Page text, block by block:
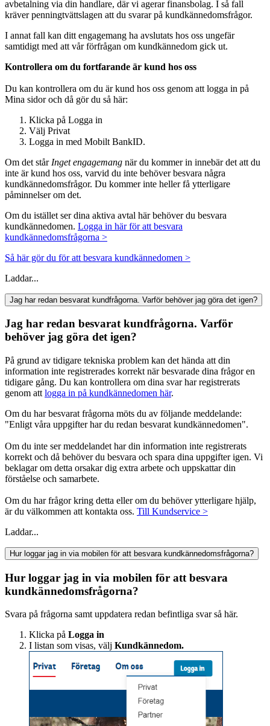
avbetalning via din handlare, där vi agerar finansbolag. I så fall
kräver penningtvättslagen att du svarar på kundkännedomsfrågor.
I annat fall kan ditt engagemang ha avslutats hos oss ungefär
samtidigt med att vår förfrågan om kundkännedom gick ut.
Kontrollera om du fortfarande är kund hos oss
Du kan kontrollera om du är kund hos oss genom att logga in på
Mina sidor och då gör du så här:
Klicka på Logga in
Välj Privat
Logga in med Mobilt BankID.
Om det står Inget engagemang när du kommer in innebär det att du
inte är kund hos oss, varvid du inte behöver besvara några
kundkännedomsfrågor. Du kommer inte heller få ytterligare
påminnelser om det.
Om du istället ser dina aktiva avtal här behöver du besvara
kundkännedomen. Logga in här för att besvara
kundkännedomsfrågorna >
Så här gör du för att besvara kundkännedomen >
Laddar...
Jag har redan besvarat kundfrågorna. Varför behöver jag göra det igen?
Jag har redan besvarat kundfrågorna. Varför
behöver jag göra det igen?
På grund av tidigare tekniska problem kan det hända att din
information inte registrerades korrekt när besvarade dina frågor en
tidigare gång. Du kan kontrollera om dina svar har registrerats
genom att logga in på kundkännedomen här.
Om du har besvarat frågorna möts du av följande meddelande:
"Enligt våra uppgifter har du redan besvarat kundkännedomen".
Om du inte ser meddelandet har din information inte registrerats
korrekt och då behöver du besvara och spara dina uppgifter igen. Vi
beklagar om detta orsakar dig extra arbete och uppskattar din
förståelse och samarbete.
Om du har frågor kring detta eller om du behöver ytterligare hjälp,
är du välkommen att kontakta oss. Till Kundservice >
Laddar...
Hur loggar jag in via mobilen för att besvara kundkännedomsfrågorna?
Hur loggar jag in via mobilen för att besvara
kundkännedomsfrågorna?
Svara på frågorna samt uppdatera redan befintliga svar så här.
Klicka på Logga in
I listan som visas, välj Kundkännedom.